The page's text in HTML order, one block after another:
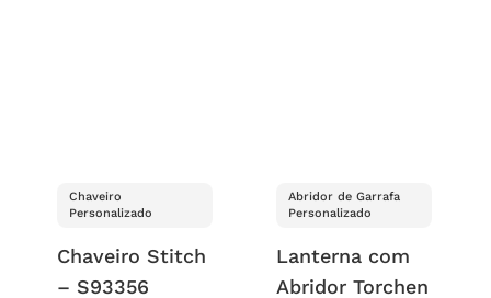
Chaveiro
Personalizado
Chaveiro Stitch
– S93356
Abridor de Garrafa
Personalizado
Lanterna com
Abridor Torchen